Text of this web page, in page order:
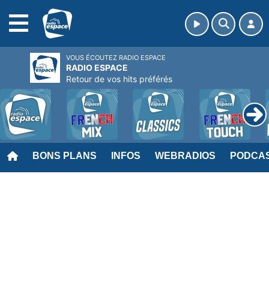
BONS PLANS INFOS WEBRADIOS
VOUS ÉCOUTEZ RADIO ESPACE
RADIO ESPACE
Retour de vos hits préférés